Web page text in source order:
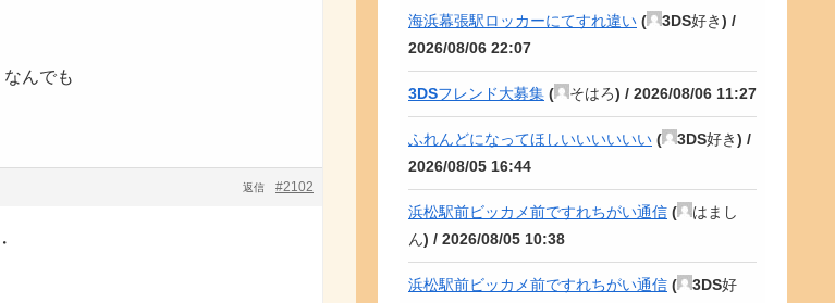
んでも
#2102
返信
海浜幕張駅ロッカーにてすれ違い ( 3DS好き) /
2026/08/06 22:07
3DSフレンド大募集 ( そはろ) / 2026/08/06 11:27
ふれんどになってほしいいいいいい ( 3DS好き) /
2026/08/05 16:44
浜松駅前ビッカメ前ですれちがい通信 (
はまし
ん) / 2026/08/05 10:38
浜松駅前ビッカメ前ですれちがい通信 (
3DS好